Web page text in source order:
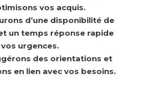
vos acquis.
d’une disponibilité de
un temps réponse rapide
vos urgences.
des orientations et
en lien avec vos besoins.